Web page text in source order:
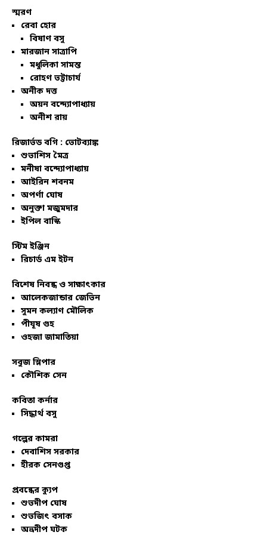
স্মরণ
রেবা হোর
বিষাণ বসু
মারজান সাত্রাপি
মধুলিকা সামন্ত
রোহণ ভট্টাচার্য
অনীক দত্ত
অয়ন বন্দ্যোপাধ্যায়
অনীশ রায়
রিজার্ভড বগি : ভোটব্যাঙ্ক
শুভাশিস মৈত্র
মনীষা বন্দ্যোপাধ্যায়
আইরিন শবনম
অপর্ণা ঘোষ
অনুক্তা মজুমদার
ইপিল বাস্কি
স্টিম ইঞ্জিন
রিচার্ড এম ইটন
বিশেষ নিবন্ধ ও সাক্ষাৎকার
আলেকজান্ডার জেভিন
সুমন কল্যাণ মৌলিক
পীযূষ গুহ
ওহজা জামাতিয়া
সবুজ স্লিপার
কৌশিক সেন
কবিতা কর্নার
সিদ্ধার্থ বসু
গল্পের কামরা
দেবাশিস সরকার
হীরক সেনগুপ্ত
প্রবন্ধের ক্যুপ
শুভদীপ ঘোষ
শুভজিৎ বসাক
অভ্রদীপ ঘটক